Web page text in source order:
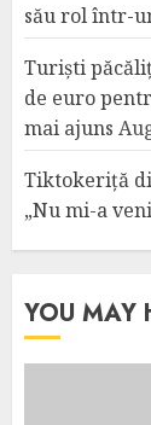
său rol într-
Turiști
de euro
mai ajuns
Tiktokeriță
„Nu mi-a
YOU MAY